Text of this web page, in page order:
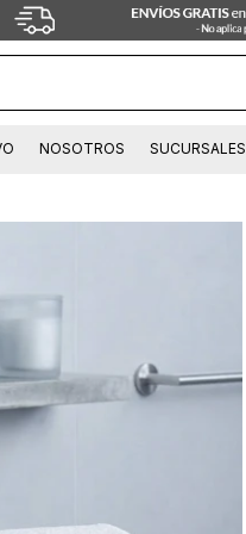
NOSOTROS SUCURSALES